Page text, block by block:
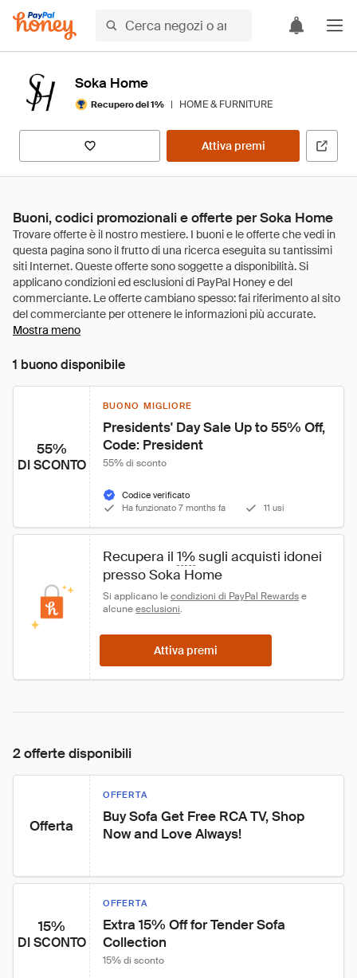
Soka Home
Recupero del 1% | HOME & FURNITURE
Attiva premi
Buoni, codici promozionali e offerte per Soka Home
Mostra meno
1 buono disponibile
55%
DI SCONTO
BUONO MIGLIORE
Presidents' Day Sale Up to 55% Off,
Code: President
55% di sconto
Codice verificato
Ha funzionato 7 months fa
11 usi
Recupera il 1% sugli acquisti idonei
presso Soka Home
Si applicano le condizioni di PayPal Rewards e
alcune esclusioni.
Attiva premi
2 offerte disponibili
Offerta
OFFERTA
Buy Sofa Get Free RCA TV, Shop
Now and Love Always!
15%
DI SCONTO
OFFERTA
Extra 15% Off for Tender Sofa
Collection
15% di sconto